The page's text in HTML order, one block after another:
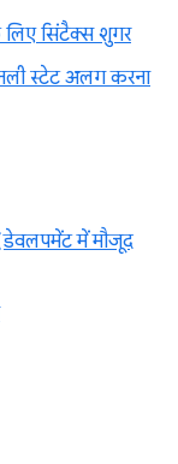
सिंटैक्स शुगर
स्टेट अलग करना
में मौजूद